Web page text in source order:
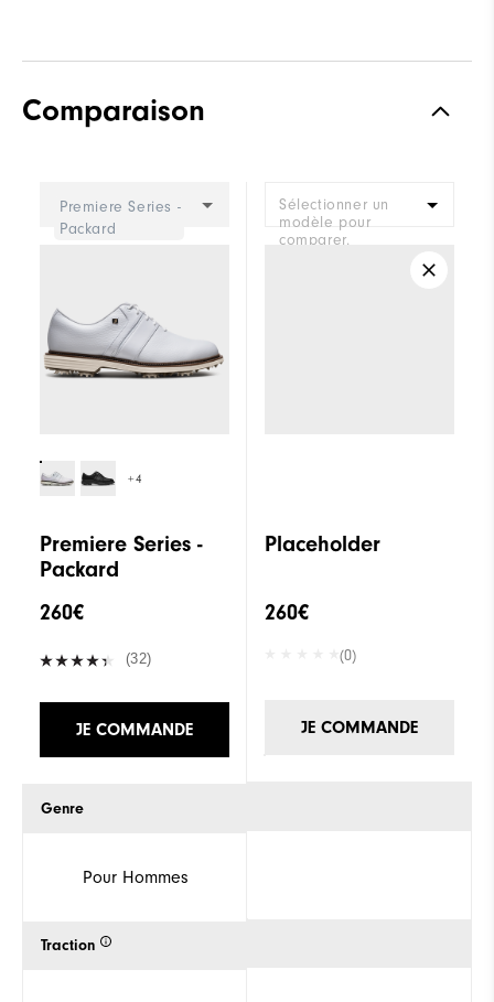
Comparaison
Premiere Series -
Packard
+4
Premiere Series -
Packard
260€
(32)
JE COMMANDE
Genre
Pour Hommes
Traction
Sélectionner un
modèle pour
comparer.
Placeholder
260€
(0)
JE COMMANDE